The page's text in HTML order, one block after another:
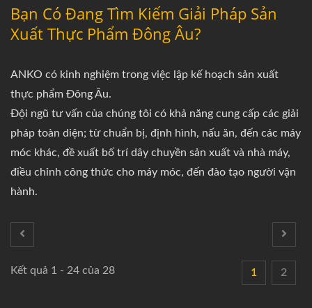
Bạn Có Đang Tìm Kiếm Giải Pháp Sản
Xuất Thực Phẩm Đông Âu?
ANKO có kinh nghiệm trong việc lập kế hoạch sản xuất
thực phẩm Đông Âu.
Đội ngũ tư vấn của chúng tôi có khả năng cung cấp các giải
pháp toàn diện; từ chuẩn bị, định hình, nấu ăn, đến các máy
móc khác, đề xuất bố trí dây chuyền sản xuất và nhà máy,
điều chỉnh công thức cho máy móc, đến đào tạo người vận
hành.
Kết quả 1 - 24 của 28 1 2